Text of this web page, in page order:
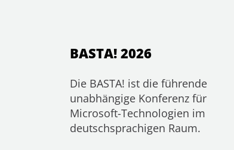
BASTA! 2026
Die BASTA! ist die führende
unabhängige Konferenz für
Microsoft-Technologien im
deutschsprachigen Raum.